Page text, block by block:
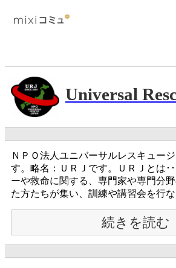
Universal
ＮＰＯ法人ユニバーサルレスキュー
す。略名：ＵＲＪです。ＵＲＪとは･
ーや救命に関する、専門家や専門分
た方たちが集い、訓練や講習会を行
続きを読む